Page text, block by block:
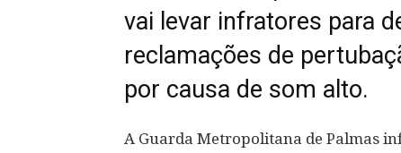
vai levar infratores para
reclamações de
por causa de som alto.
A Guarda Metropolitana de Palmas